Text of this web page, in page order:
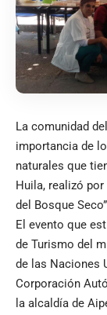
La comunidad
importancia de
naturales que
Huila, realizó por
del Bosque
El evento que
de Turismo del
de las Naciones
Corporación
la alcaldía de